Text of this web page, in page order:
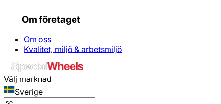
Om företaget
Om oss
Kvalitet, miljö & arbetsmiljö
Välj marknad
Sverige